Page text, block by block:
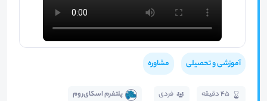
آموزشی و تحصیلی مشاوره
45 دقیقه فردی پلتفرم اسکای‌روم